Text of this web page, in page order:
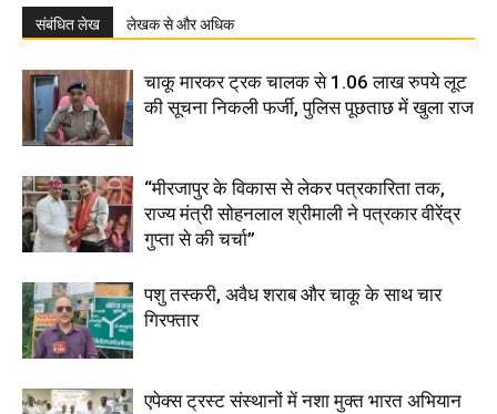
संबंधित लेख लेखक से और अधिक
चाकू मारकर ट्रक चालक से 1.06 लाख रुपये लूट
की सूचना निकली फर्जी, पुलिस पूछताछ में खुला राज
“मीरजापुर के विकास से लेकर पत्रकारिता तक,
राज्य मंत्री सोहनलाल श्रीमाली ने पत्रकार वीरेंद्र
गुप्ता से की चर्चा”
पशु तस्करी, अवैध शराब और चाकू के साथ चार
गिरफ्तार
एपेक्स ट्रस्ट संस्थानों में नशा मुक्त भारत अभियान